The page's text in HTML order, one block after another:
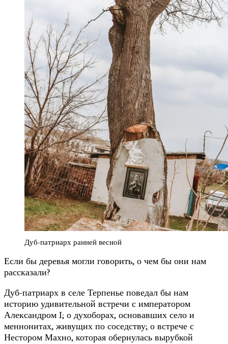
Дуб-патриарх ранней весной
Если бы деревья могли говорить, о чем бы они нам
рассказали?
Дуб-патриарх в селе Терпенье поведал бы нам
историю удивительной встречи с императором
Александром I; о духоборах, основавших село и
меннонитах, живущих по соседству; о встрече с
Нестором Махно, которая обернулась вырубкой